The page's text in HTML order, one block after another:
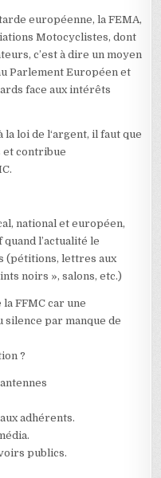
européenne, la FEMA,
Motocyclistes, dont
c’est à dire un moyen
Parlement Européen et
face aux intérêts
la loi de l‘argent, il faut que
et contribue
national et européen,
l’actualité le
(pétitions, lettres aux
noirs », salons, etc.)
FFMC car une
silence par manque de
?
adhérents.
publics.